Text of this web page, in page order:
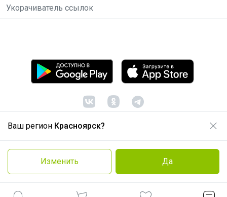
Ваш регион Красноярск?
Изменить Да
Укорачиватель ссылок
© ООО "Лявита", ОГРН 1122468054070, 2012 -2026
Политика конфиденциальности
Cоглашение пользователя